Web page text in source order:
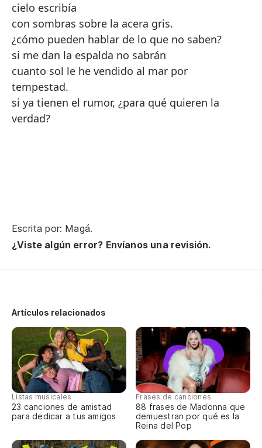
cielo escribía
con sombras sobre la acera gris.
¿cómo pueden hablar de lo que no saben?
si me dan la espalda no sabrán
cuanto sol le he vendido al mar por
tempestad.
si ya tienen el rumor, ¿para qué quieren la
verdad?
Escrita por: Magá.
¿Viste algún error? Envíanos una revisión.
Artículos relacionados
Listas musicales
23 canciones de amistad
para dedicar a tus amigos
Frases de canciones
88 frases de Madonna que
demuestran por qué es la
Reina del Pop